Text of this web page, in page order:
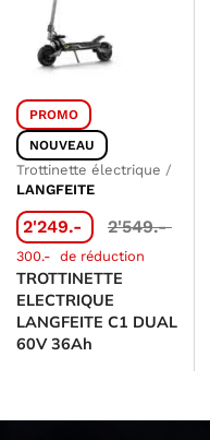
PROMO
NOUVEAU
Trottinette électrique /
LANGFEITE
2'249.- 2'549.-
300.- de réduction
TROTTINETTE
ELECTRIQUE
LANGFEITE C1 DUAL
60V 36Ah